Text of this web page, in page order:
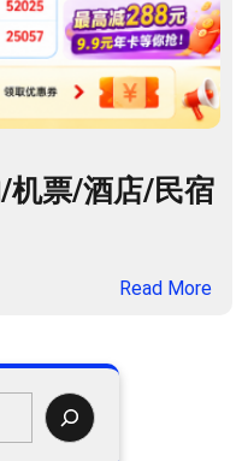
机票/酒店/民宿
Read More：